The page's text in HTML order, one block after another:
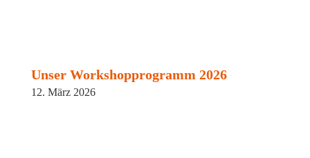
Unser Workshopprogramm 2026
12. März 2026